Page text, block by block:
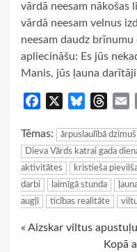
vārdā neesam nākošas
vārdā neesam velnus
neesam daudz
apliecināšu: Es jūs
Manis, jūs ļauna
Facebook Bluesky
Tēmas: ārpuslaulībā
Dieva Vārds katrai gada
aktivitātes
kristieša
darbi
laimīgā stunda
augļi
ticības realitāte
Continue
« Aizskar viltus
Kopā